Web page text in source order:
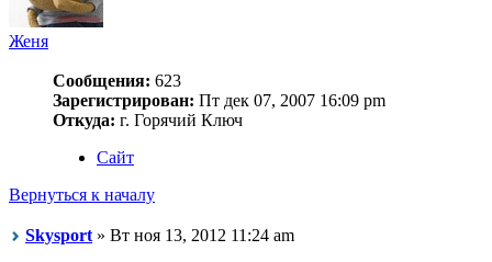
Женя
Сообщения: 623
Зарегистрирован: Пт дек 07, 2007 16:09 pm
Откуда: г. Горячий Ключ
Сайт
Вернуться к началу
Skysport » Вт ноя 13, 2012 11:24 am